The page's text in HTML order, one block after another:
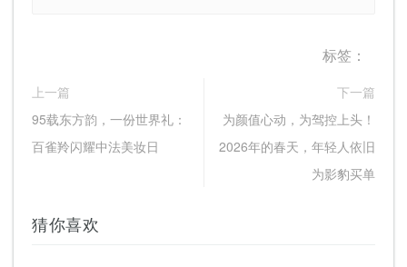
标签：
上一篇
95载东方韵，一份世界礼：
百雀羚闪耀中法美妆日
下一篇
为颜值心动，为驾控上头！
2026年的春天，年轻人依旧
为影豹买单
猜你喜欢